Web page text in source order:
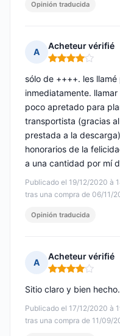
Opinión traducida
A
Acheteur vérifié
Nota: 4 de 5
Publicado el 19/12/2020 à
tras una compra de 06/11/
sólo de ++++. les
inmediatamente.
poco apretado para
transportista (gracias
prestada a la
honorarios de la
a una cantidad por mí
Opinión traducida
A
Acheteur vérifié
Nota: 4 de 5
Publicado el 17/12/2020 à
tras una compra de 11/09/
Sitio claro y bien hecho.